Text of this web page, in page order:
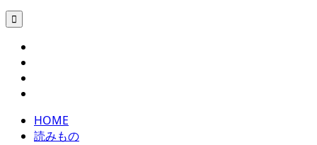

HOME
読みもの